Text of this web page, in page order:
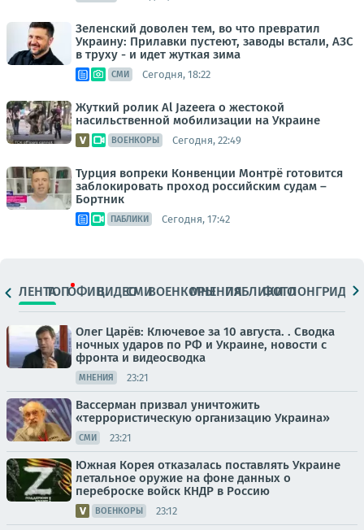
Зеленский доволен тем, во что превратил
Украину: Прилавки пустеют, заводы встали, АЗС
в труху - и идет жуткая зима
СМИ Сегодня, 18:22
Жуткий ролик Al Jazeera о жестокой
насильственной мобилизации на Украине
ВОЕНКОРЫ Сегодня, 22:49
Турция вопреки Конвенции Монтрё готовится
заблокировать проход российским судам –
Бортник
ПАБЛИКИ Сегодня, 17:42
ЛЕНТАТОПОФИЦ.ВИДЕОСМИВОЕНКОРЫМНЕНИЯПАБЛИКИ
ФОТОЛОНГРИДЫ
Олег Царёв: Ключевое за 10 августа. . Сводка
ночных ударов по РФ и Украине, новости с
фронта и видеосводка
МНЕНИЯ 23:21
Вассерман призвал уничтожить
«террористическую организацию Украина»
СМИ 23:21
Южная Корея отказалась поставлять Украине
летальное оружие на фоне данных о
переброске войск КНДР в Россию
ВОЕНКОРЫ 23:12